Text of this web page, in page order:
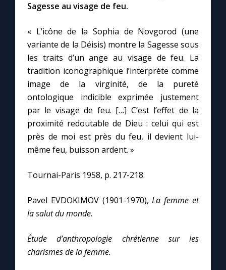
Marie qui défait les nœuds
Me consacrer à Jésus par Marie
Mes intentions de prière
Une Minute avec Marie
À la une
1000 Raisons de Croire
Chapelet pour le monde
Sagesse au visage de feu.
« L’icône de la Sophia de Novgorod (une
variante de la Déisis) montre la Sagesse sous
les traits d’un ange au visage de feu. La
tradition iconographique l’interprète comme
image de la virginité, de la pureté
ontologique indicible exprimée justement
par le visage de feu. […] C’est l’effet de la
proximité redoutable de Dieu : celui qui est
près de moi est près du feu, il devient lui-
même feu, buisson ardent. »
Tournai-Paris 1958, p. 217-218.
Pavel EVDOKIMOV (1901-1970),La femme et
la salut du monde.
Étude d’anthropologie chrétienne sur les
charismes de la femme.